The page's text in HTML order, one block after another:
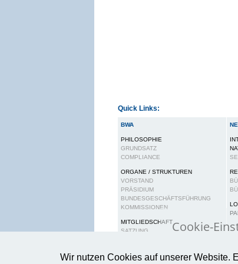
Quick Links:
BWA
PHILOSOPHIE
GRUNDSATZ
COMPLIANCE
ORGANE / STRUKTUREN
VORSTAND
PRÄSIDIUM
BUNDESGESCHÄFTSFÜHRUNG
KOMMISSIONEN
MITGLIEDSCHAFT
SATZUNG
Wir nutzen Cookies auf unserer Website.
Cookie-
Wir